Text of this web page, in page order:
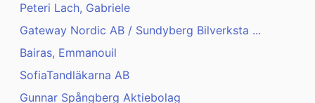
Peteri Lach, Gabriele
Gateway Nordic AB / Sundyberg Bilverksta ...
Bairas, Emmanouil
SofiaTandläkarna AB
Gunnar Spångberg Aktiebolag